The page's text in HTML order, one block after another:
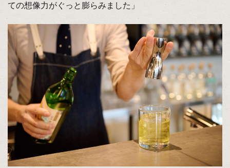
ての想像力がぐっと膨らみました」